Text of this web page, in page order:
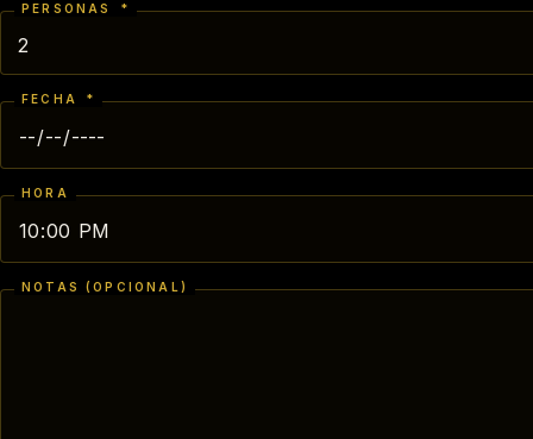
PERSONAS *
FECHA *
HORA
NOTAS (OPCIONAL)